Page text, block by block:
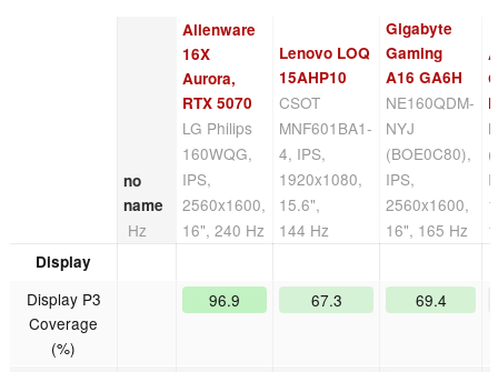
no
name
Hz
Alienware
16X
Aurora,
RTX 5070
LG Philips
160WQG,
IPS,
2560x1600,
16", 240 Hz
Lenovo LOQ
15AHP10
CSOT
MNF601BA1-
4, IPS,
1920x1080,
15.6",
144 Hz
Gigabyte
Gaming
A16 GA6H
NE160QDM-
NYJ
(BOE0C80),
IPS,
2560x1600,
16", 165 Hz
Display
Display P3
Coverage
(%)
96.9 67.3 69.4